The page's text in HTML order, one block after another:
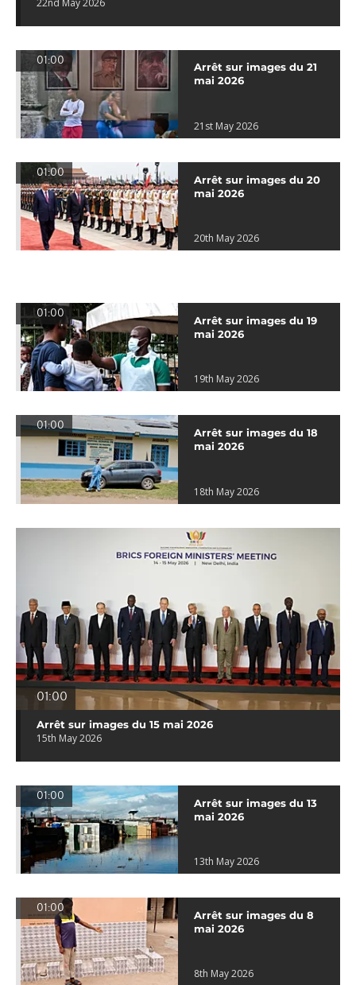
01:00
Arrêt sur images du 21
mai 2026
21st May 2026
01:00
Arrêt sur images du 20
mai 2026
20th May 2026
01:00
Arrêt sur images du 19
mai 2026
19th May 2026
01:00
Arrêt sur images du 18
mai 2026
18th May 2026
01:00
Arrêt sur images du 15 mai 2026
15th May 2026
01:00
Arrêt sur images du 13
mai 2026
13th May 2026
01:00
Arrêt sur images du 8
mai 2026
8th May 2026